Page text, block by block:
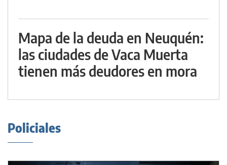
Mapa de la deuda en Neuquén:
las ciudades de Vaca Muerta
tienen más deudores en mora
Policiales